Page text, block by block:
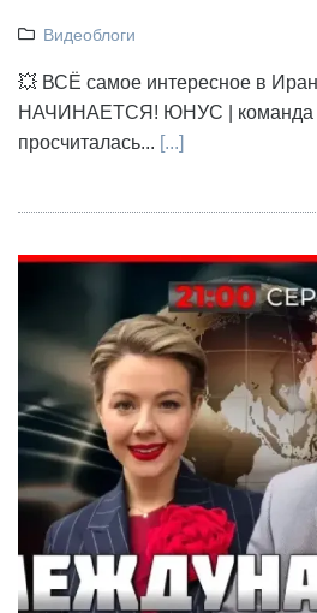
Видеоблоги
💥 ВСЁ самое интересное в
НАЧИНАЕТСЯ! ЮНУС | команда
просчиталась... [...]